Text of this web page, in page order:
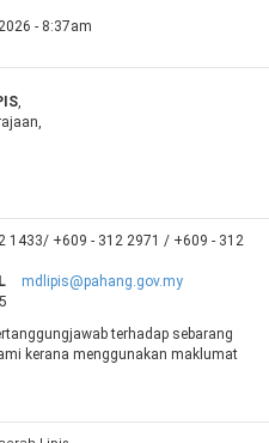
- 8:37am
,
1433/ +609 - 312 2971 / +609 - 312
mdlipis@pahang.gov.my
terhadap sebarang
kerana menggunakan maklumat